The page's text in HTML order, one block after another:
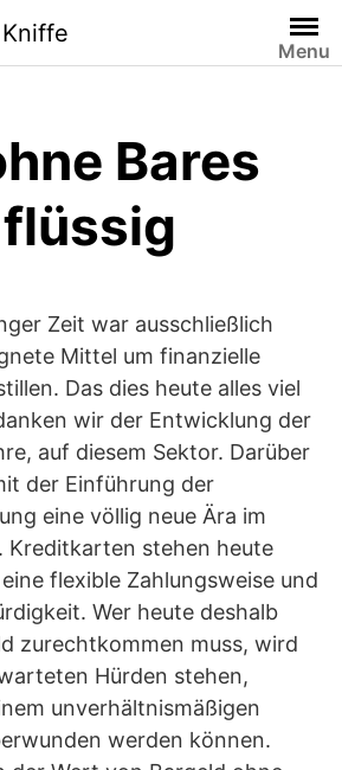
Menu
Bares
Zeit war ausschließlich
Mittel um finanzielle
Das dies heute alles viel
wir der Entwicklung der
auf diesem Sektor. Darüber
der Einführung der
eine völlig neue Ära im
Kreditkarten stehen heute
flexible Zahlungsweise und
Wer heute deshalb
zurechtkommen muss, wird
Hürden stehen,
unverhältnismäßigen
werden können.